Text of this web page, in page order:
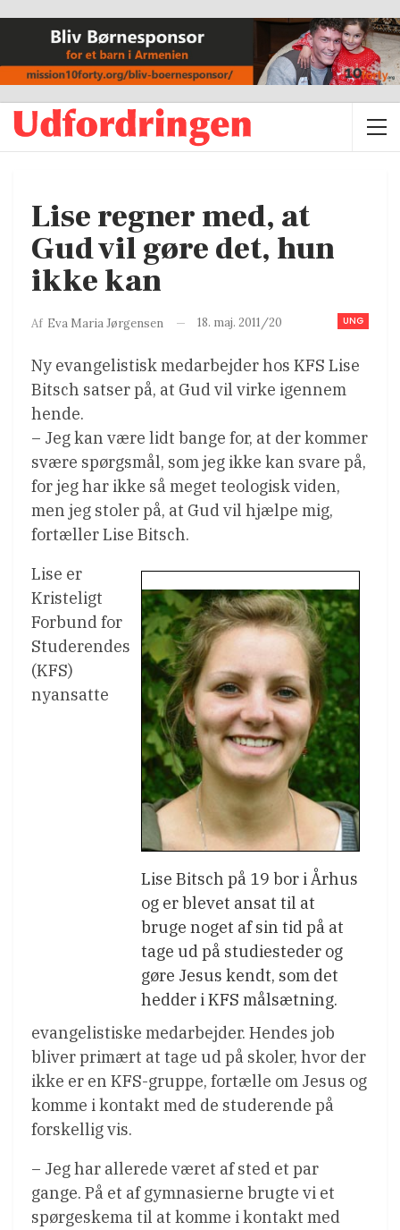
Lise regner med, at
Gud vil gøre det, hun
ikke kan
UNG
Af Eva Maria Jørgensen 18. maj. 2011/20
Ny evangelistisk medarbejder hos KFS Lise
Bitsch satser på, at Gud vil virke igennem
hende.
– Jeg kan være lidt bange for, at der kommer
svære spørgsmål, som jeg ikke kan svare på,
for jeg har ikke så meget teologisk viden,
men jeg stoler på, at Gud vil hjælpe mig,
fortæller Lise Bitsch.
Lise Bitsch på 19 bor i Århus
og er blevet ansat til at
bruge noget af sin tid på at
tage ud på studiesteder og
gøre Jesus kendt, som det
hedder i KFS målsætning.
Lise er
Kristeligt
Forbund for
Studerendes
(KFS)
nyansatte
evangelistiske medarbejder. Hendes job
bliver primært at tage ud på skoler, hvor der
ikke er en KFS-gruppe, fortælle om Jesus og
komme i kontakt med de studerende på
forskellig vis.
– Jeg har allerede været af sted et par
gange. På et af gymnasierne brugte vi et
spørgeskema til at komme i kontakt med